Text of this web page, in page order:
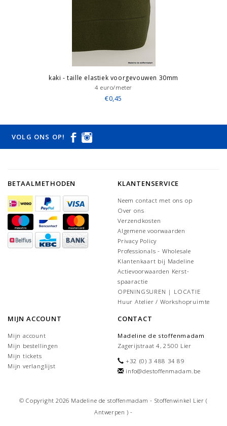
kaki - taille elastiek voorgevouwen 30mm
4 euro/meter
€0,45
VOLG ONS OP!
BETAALMETHODEN KLANTENSERVICE
Neem contact met ons op
Over ons
Verzendkosten
Algemene voorwaarden
Privacy Policy
Professionals - Wholesale
Klantenkaart bij Madeline
Actievoorwaarden Kerst-
spaaractie
OPENINGSUREN | LOCATIE
Huur Atelier / Workshopruimte
MIJN ACCOUNT
Mijn account
Mijn bestellingen
Mijn tickets
Mijn verlanglijst
CONTACT
Madeline de stoffenmadam
Zagerijstraat 4, 2500 Lier
+32 (0) 3 488 34 89
info@destoffenmadam.be
© Copyright 2026 Madeline de stoffenmadam - Stoffenwinkel Lier (
Antwerpen ) -